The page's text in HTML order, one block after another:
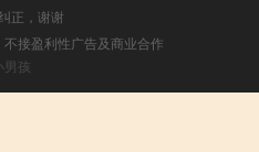
正，谢谢
接盈利性广告及商业合作
男孩